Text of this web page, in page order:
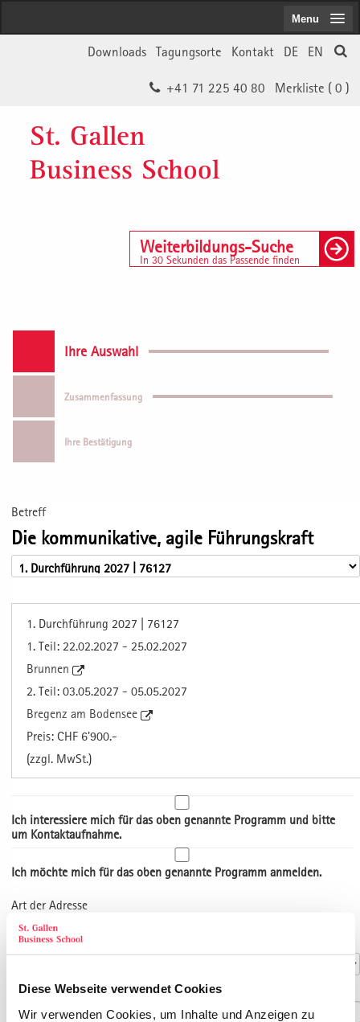
Diese Webseite verwendet Cookies
Wir verwenden Cookies, um Inhalte und Anzeigen zu
EN
DE
Kontakt
Tagungsorte
Downloads
Merkliste ( 0 )
+41 71 225 40 80
St. Gallen
Business School
Weiterbildungs-Suche
In 30 Sekunden das Passende finden
Menu
Ihre Auswahl
Zusammenfassung
Ihre Bestätigung
Betreff
Die kommunikative, agile Führungskraft
1. Durchführung 2027 | 76127
1. Teil: 22.02.2027 - 25.02.2027
Brunnen
2. Teil: 03.05.2027 - 05.05.2027
Bregenz am Bodensee
Preis: CHF 6'900.-
(zzgl. MwSt.)
Ich interessiere mich für das oben genannte Programm und bitte
um Kontaktaufnahme.
Ich möchte mich für das oben genannte Programm anmelden.
Art der Adresse
Kontaktdaten
Anrede*
Titel